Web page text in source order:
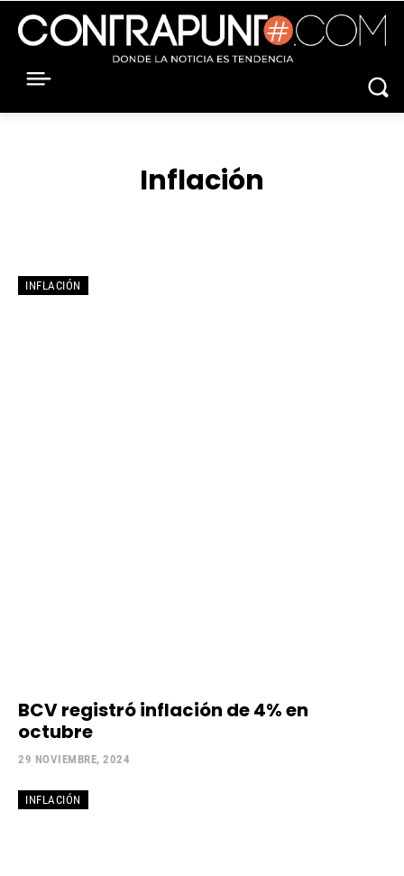
Inflación
INFLACIÓN
BCV registró inflación de 4% en
octubre
29 NOVIEMBRE, 2024
INFLACIÓN